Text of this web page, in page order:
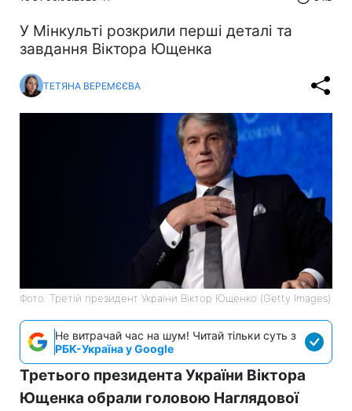
У Мінкульті розкрили перші деталі та
завдання Віктора Ющенка
ТЕТЯНА ВЕРЕМЄЄВА
Фото: Третій президент України Віктор Ющенко (Getty Images)
Не витрачай час на шум! Читай тільки суть з
РБК-Україна у Google
Третього президента України Віктора
Ющенка обрали головою Наглядової